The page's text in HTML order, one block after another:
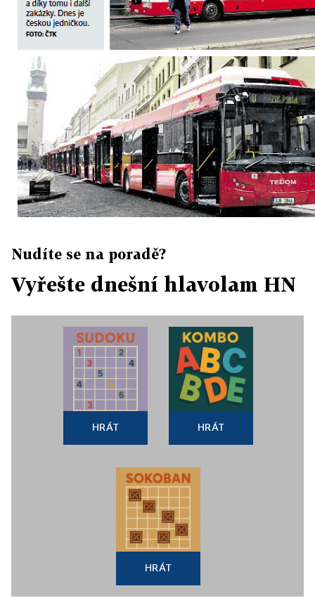
Nudíte se na poradě?
Vyřešte dnešní hlavolam HN
HRÁT HRÁT
HRÁT